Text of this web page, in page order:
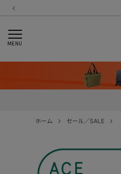
MENU
ホーム セール／SALE